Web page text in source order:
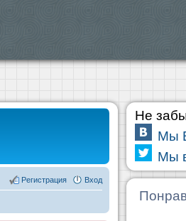
Вход
Регистрация
Не
Мы
Мы